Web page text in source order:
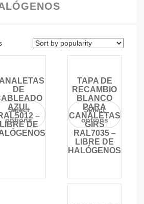
TAPA DE
RECAMBIO
BLANCO
PARA
CANALETAS
GIRS
RAL7035 –
LIBRE DE
HALÓGENOS
Select
options
DE
AZUL
–
DE
Select
options